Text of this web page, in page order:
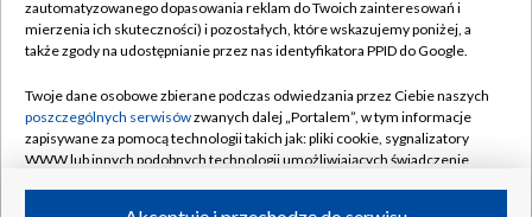
Telegazeta ogłoszenia
Rada Programowa
Ogłoszenia przetargowe
Akademia Telewizyjna
Kontakt
Kanały
©2026 Telewizja Polska Spółka Akcyjna w likwidacji
zautomatyzowanego dopasowania reklam do Twoich zainteresowań i
mierzenia ich skuteczności) i pozostałych, które wskazujemy poniżej, a
także zgody na udostępnianie przez nas identyfikatora PPID do Google.
Twoje dane osobowe zbierane podczas odwiedzania przez Ciebie naszych
poszczególnych serwisówzwanych dalej „Portalem”, w tym informacje
zapisywane za pomocą technologii takich jak: pliki cookie, sygnalizatory
WWW lub innych podobnych technologii umożliwiających świadczenie